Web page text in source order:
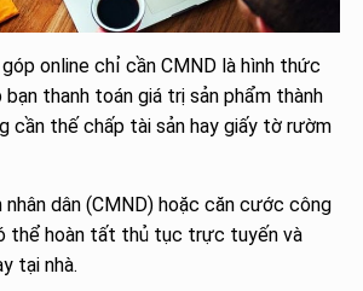
online chỉ cần CMND là hình thức
bạn thanh toán giá trị sản phẩm thành
cần thế chấp tài sản hay giấy tờ rườm
nhân dân (CMND) hoặc căn cước công
thể hoàn tất thủ tục trực tuyến và
tại nhà.